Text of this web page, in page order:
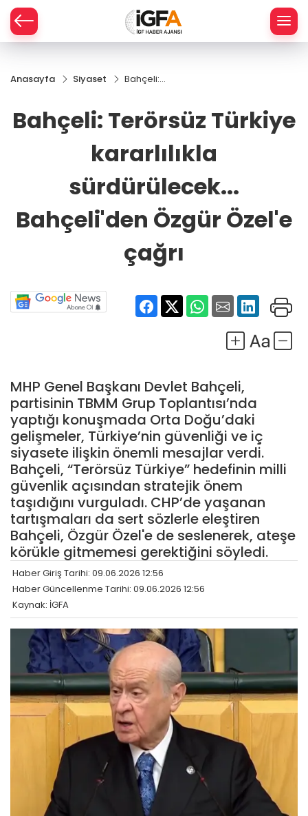
Anasayfa Siyaset
Bahçeli:
kararlılıkla
Bahçeli'den
Özgür Özel'e
çağrı
Bahçeli: Terörsüz Türkiye
kararlılıkla
sürdürülecek...
Bahçeli'den Özgür Özel'e
çağrı
MHP Genel Başkanı Devlet Bahçeli,
partisinin TBMM Grup Toplantısı’nda
yaptığı konuşmada Orta Doğu’daki
gelişmeler, Türkiye’nin güvenliği ve iç
siyasete ilişkin önemli mesajlar verdi.
Bahçeli, “Terörsüz Türkiye” hedefinin milli
güvenlik açısından stratejik önem
taşıdığını vurguladı. CHP’de yaşanan
tartışmaları da sert sözlerle eleştiren
Bahçeli, Özgür Özel'e de seslenerek, ateşe
körükle gitmemesi gerektiğini söyledi.
Haber Giriş Tarihi: 09.06.2026 12:56
Haber Güncellenme Tarihi: 09.06.2026 12:56
Kaynak: İGFA